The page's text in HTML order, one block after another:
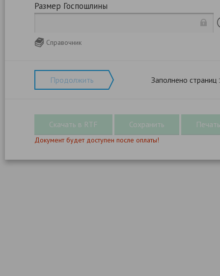
Размер Госпошлины
Справочник
Продолжить Заполнено страниц
Документ будет доступен после оплаты!